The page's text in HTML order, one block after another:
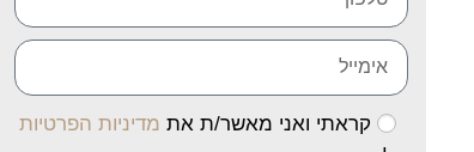
קראתי ואני מאשר/ת את מדיניות הפרטיות